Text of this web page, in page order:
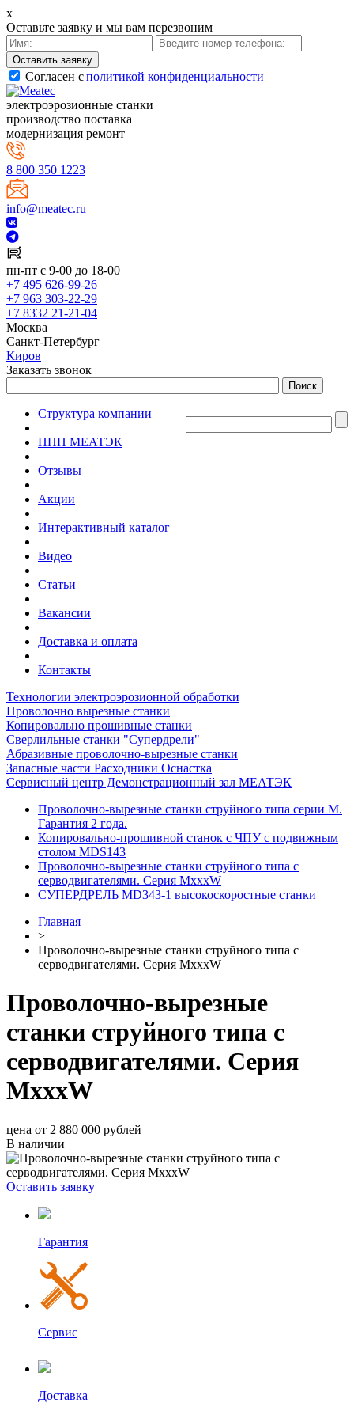
x
Оставьте заявку и мы вам перезвоним
Cогласен сполитикой конфиденциальности
электроэрозионные станки
производство поставка
модернизация ремонт
8 800 350 1223
info@meatec.ru
пн-пт с 9-00 до 18-00
+7 495 626-99-26
+7 963 303-22-29
+7 8332 21-21-04
Москва
Санкт-Петербург
Киров
Заказать звонок
Структура компании
НПП МЕАТЭК
Отзывы
Акции
Интерактивный каталог
Видео
Статьи
Вакансии
Доставка и оплата
Контакты
Технологии электроэрозионной обработки
Проволочно вырезные станки
Копировально прошивные станки
Сверлильные станки "Супердрели"
Абразивные проволочно-вырезные станки
Запасные части Расходники Оснастка
Сервисный центр Демонстрационный зал МЕАТЭК
Проволочно-вырезные станки струйного типа серии М.
Гарантия 2 года.
Копировально-прошивной станок с ЧПУ с подвижным
столом MDS143
Проволочно-вырезные станки струйного типа с
серводвигателями. Серия MxxxW
СУПЕРДРЕЛЬ MD343-1 высокоскоростные станки
Главная
>
Проволочно-вырезные станки струйного типа с
серводвигателями. Серия MxxxW
Проволочно-вырезные
станки струйного типа с
серводвигателями. Серия
MxxxW
цена от 2 880 000 рублей
В наличии
Оставить заявку
Гарантия
Сервис
Доставка